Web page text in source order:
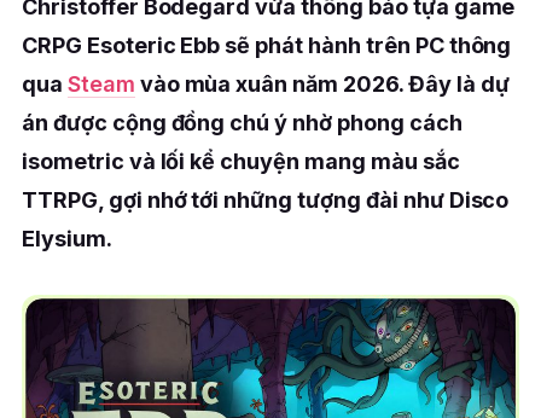
Christoffer Bodegard vừa thông báo tựa game
CRPG Esoteric Ebb sẽ phát hành trên PC thông
qua Steam vào mùa xuân năm 2026. Đây là dự
án được cộng đồng chú ý nhờ phong cách
isometric và lối kể chuyện mang màu sắc
TTRPG, gợi nhớ tới những tượng đài như Disco
Elysium.